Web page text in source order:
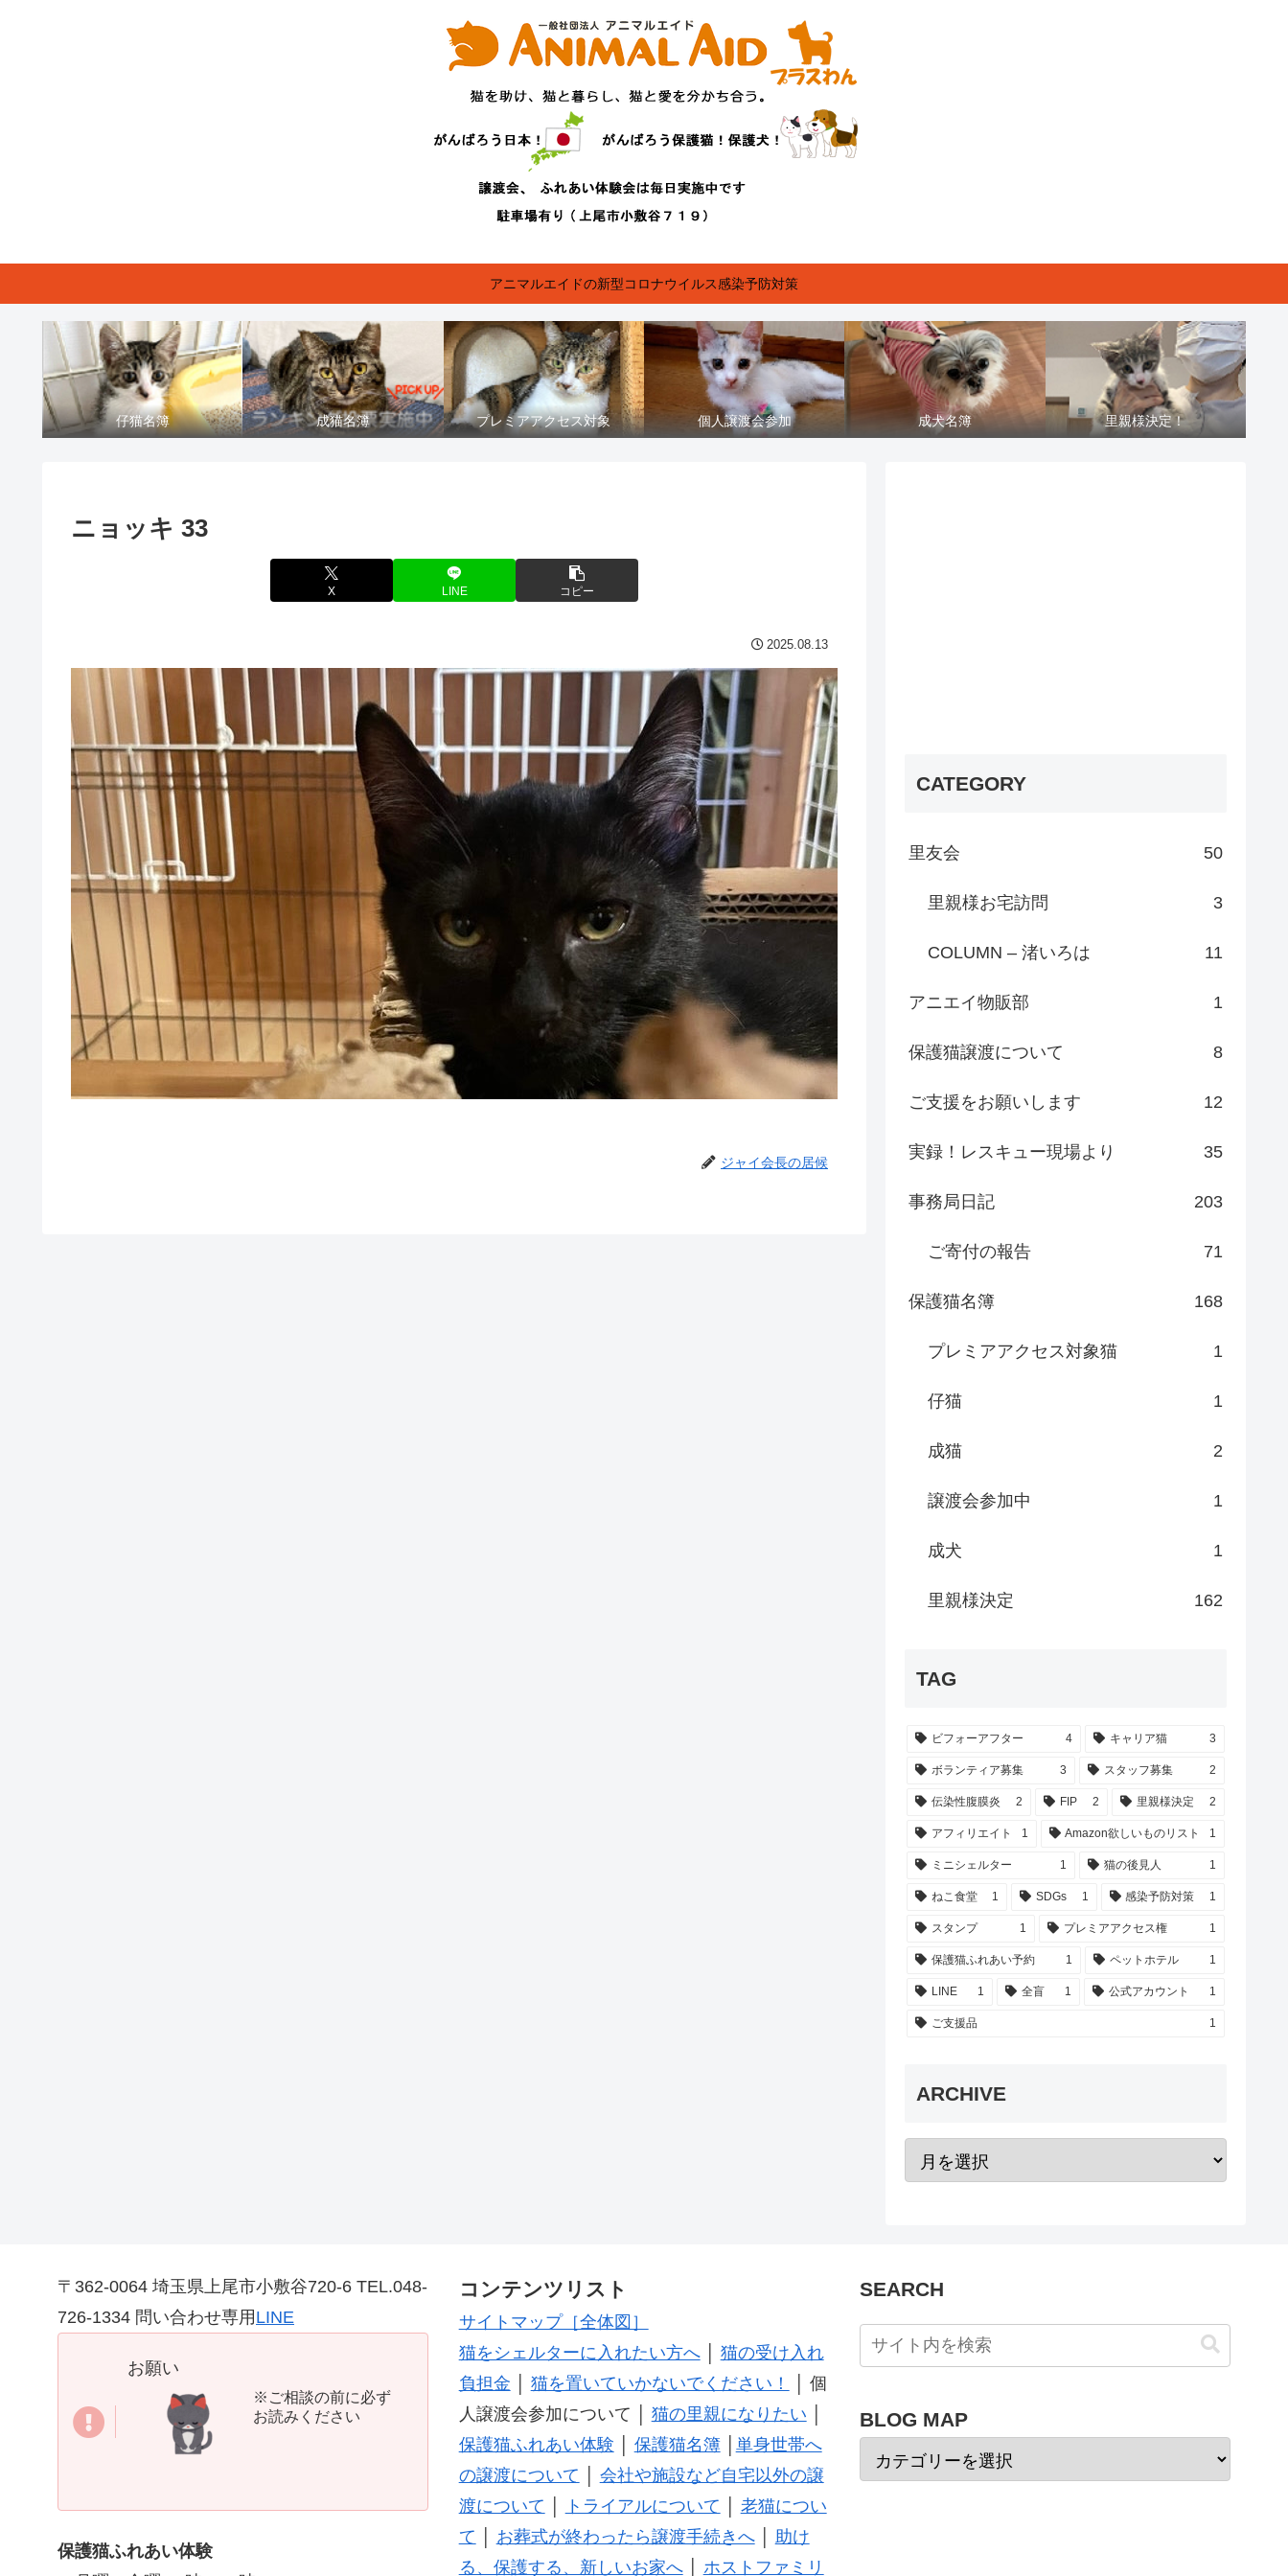
アニマルエイドの新型コロナウイルス感染予防対策
仔猫名簿 成猫名簿 プレミアアクセス対象 個人譲渡会参加 成犬名簿 里親様決定！
ニョッキ 33
X LINE コピー
2025.08.13
ジャイ会長の居候
CATEGORY
里友会 50
里親様お宅訪問 3
COLUMN – 渚いろは 11
アニエイ物販部 1
保護猫譲渡について 8
ご支援をお願いします 12
実録！レスキュー現場より 35
事務局日記 203
ご寄付の報告 71
保護猫名簿 168
プレミアアクセス対象猫 1
仔猫 1
成猫 2
譲渡会参加中 1
成犬 1
里親様決定 162
TAG
ビフォーアフター 4 キャリア猫 3
ボランティア募集 3 スタッフ募集 2
伝染性腹膜炎 2 FIP 2 里親様決定 2
アフィリエイト 1 Amazon欲しいものリスト 1
ミニシェルター 1 猫の後見人 1
ねこ食堂 1 SDGs 1 感染予防対策 1
スタンプ 1 プレミアアクセス権 1
保護猫ふれあい予約 1 ペットホテル 1
LINE 1 全盲 1 公式アカウント 1
ご支援品 1
ARCHIVE
〒362-0064 埼玉県上尾市小敷谷720-6 TEL.048-
726-1334 問い合わせ専用 LINE
お願い
※ご相談の前に必ず
お読みください
保護猫ふれあい体験
コンテンツリスト
サイトマップ［全体図］
猫をシェルターに入れたい方へ│ 猫の受け入れ
負担金
猫を置いていかないでください！
│ 個
人譲渡会参加について │ 猫の里親になりたい
保護猫ふれあい体験
保護猫名簿│ 単身世帯へ
の譲渡について
会社や施設など自宅以外の譲
渡について
トライアルについて
老猫につい
て
お葬式が終わったら譲渡手続きへ│
助け
る、保護する、新しいお家へ│ ホストファミリ
SEARCH
BLOG MAP